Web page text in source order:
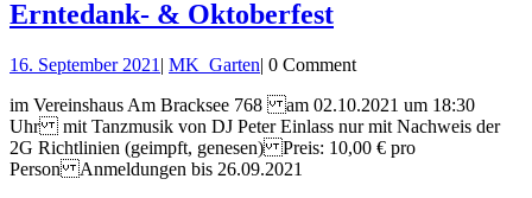
Erntedank- & OktoberfestErntedank-
Oktoberfest
16. September 2021 16.
2021
| MK_GartenMK_Garten
| 0 Comment
im Vereinshaus Am Bracksee 768 am 02.10.2021 um 18:30
Uhr mit Tanzmusik von DJ Peter Einlass nur mit Nachweis der
2G Richtlinien (geimpft, genesen) Preis: 10,00 € pro
Person Anmeldungen bis 26.09.2021